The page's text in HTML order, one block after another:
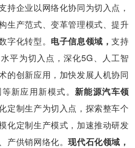
持企业以网络化协同为切入点，
生产范式、变革管理模式、提升
字化转型。 电子信息领域，支持
平为切入点，深化5G、人工智
的创新应用，加快发展人机协同
新应用新模式。 新能源汽车领
定制生产为切入点，探索整车个
化定制生产模式，加速推动研发
产供销网络化。现代石化领域，